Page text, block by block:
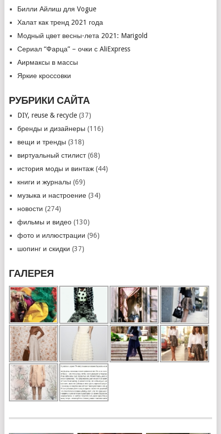
Билли Айлиш для Vogue
Халат как тренд 2021 года
Модный цвет весны-лета 2021: Marigold
Сериал “Фарца” – очки с AliExpress
Аирмаксы в массы
Яркие кроссовки
РУБРИКИ САЙТА
DIY, reuse & recycle(37)
бренды и дизайнеры (116)
вещи и тренды (318)
виртуальный стилист(68)
история моды и винтаж(44)
книги и журналы (69)
музыка и настроение(34)
новости (274)
фильмы и видео(130)
фото и иллюстрации (96)
шопинг и скидки (37)
ГАЛЕРЕЯ